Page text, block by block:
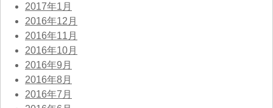
2017年1月
2016年12月
2016年11月
2016年10月
2016年9月
2016年8月
2016年7月